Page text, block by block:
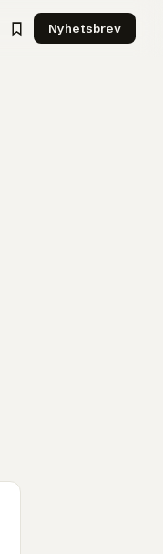
Nyhetsbrev